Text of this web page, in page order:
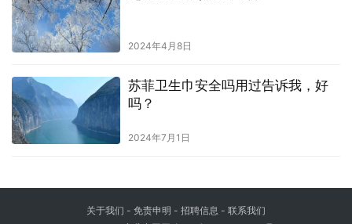
2024年4月8日
苏菲卫生巾安全吗用过告诉我，好
吗？
2024年7月1日
关于我们 - 免责申明 - 招聘信息 - 联系我们